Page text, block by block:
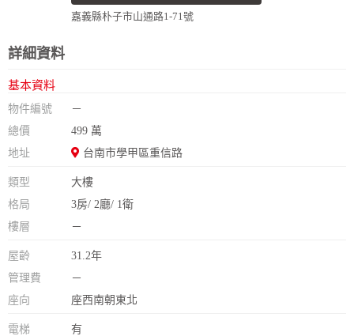
嘉義縣朴子市山通路1-71號
詳細資料
基本資料
物件編號
－
總價
499 萬
地址
台南市學甲區重信路
類型
大樓
格局
3房/ 2廳/ 1衛
樓層
－
屋齡
31.2年
管理費
－
座向
座西南朝東北
電梯
有